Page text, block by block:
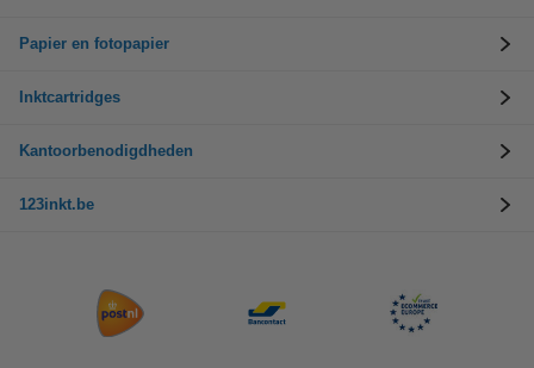
Papier en fotopapier
Inktcartridges
Kantoorbenodigdheden
123inkt.be